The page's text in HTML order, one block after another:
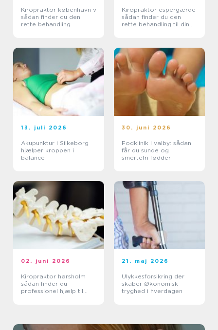
Kiropraktor københavn v
sådan finder du den
rette behandling
Kiropraktor espergærde
sådan finder du den
rette behandling til dine
13. juli 2026
Akupunktur i Silkeborg
hjælper kroppen i
balance
30. juni 2026
Fodklinik i valby: sådan
får du sunde og
smertefri fødder
02. juni 2026
Kiropraktor hørsholm
sådan finder du
professionel hjælp til
21. maj 2026
Ulykkesforsikring der
skaber Økonomisk
tryghed i hverdagen